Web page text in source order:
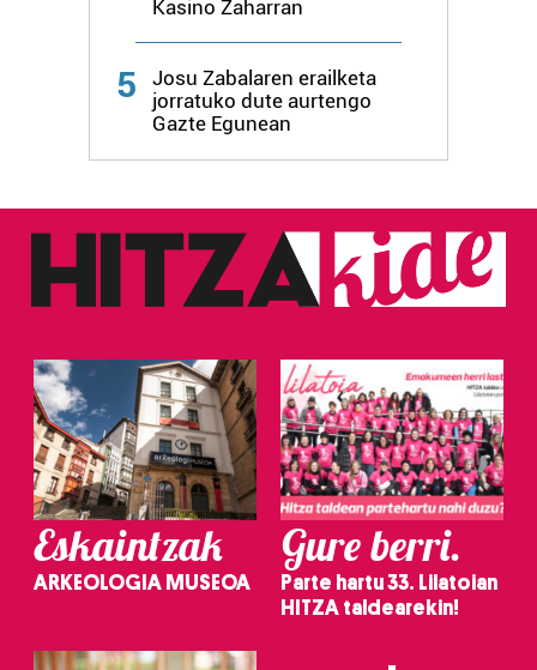
Kasino Zaharran
5
Josu Zabalaren erailketa
jorratuko dute aurtengo
Gazte Egunean
Eskaintzak
ARKEOLOGIA MUSEOA
Gure berri.
Parte hartu 33. Lilatoian
HITZA taldearekin!